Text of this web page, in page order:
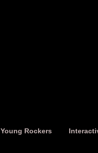
Young Rockers